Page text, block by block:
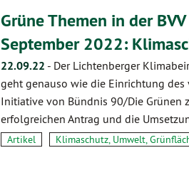
Grüne Themen in der
September 2022:
22.09.22 - Der Lichtenberger
geht genauso wie die Einrichtung
Initiative von Bündnis 90/Die Grünen
erfolgreichen Antrag und die
Artikel Klimaschutz, Umwelt,